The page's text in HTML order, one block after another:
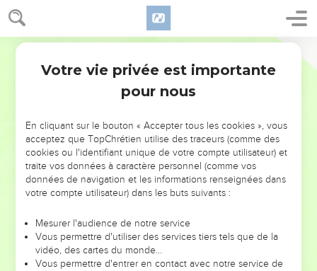
NE MANQUEZ PAS L’ÉVÉNEMENT
DE L’ANNÉE !
ET SI LEURS ERREURS POUVAIENT VOUS ÉVITER LES
VOTRES ?
leur foi ou leur vision. Mais on voit moins les doutes, les erreurs
et les saisons difficiles qu'ils ont traversés, alors même que ce
sont elles qui les ont façonnés.
Votre vie privée est importante
pour nous
En cliquant sur le bouton « Accepter tous les cookies », vous
acceptez que TopChrétien utilise des traceurs (comme des
cookies ou l'identifiant unique de votre compte utilisateur) et
traite vos données à caractère personnel (comme vos
données de navigation et les informations renseignées dans
votre compte utilisateur) dans les buts suivants :
Mesurer l'audience de notre service
Vous permettre d'utiliser des services tiers tels que de la
vidéo, des cartes du monde…
Vous permettre d'entrer en contact avec notre service de